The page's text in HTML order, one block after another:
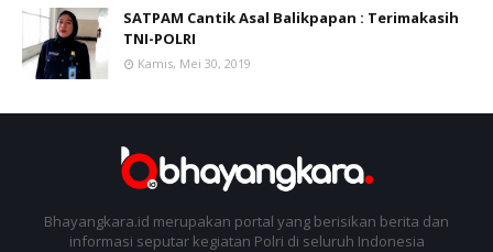
SATPAM Cantik Asal Balikpapan : Terimakasih
TNI-POLRI
Kamis, Mei 30, 2019
Bhayangkara.id merupakan portal yang berisikan berita dan
informasi seputar kegiatan Polri di seluruh Indonesia